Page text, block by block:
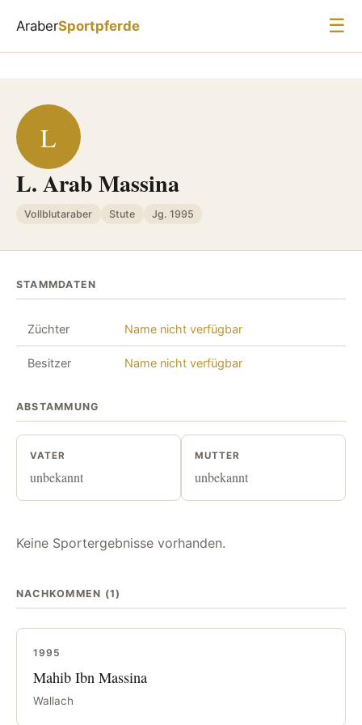
AraberSportpferde ☰
L
L. Arab Massina
Vollblutaraber Stute Jg. 1995
STAMMDATEN
Züchter Name nicht verfügbar
Besitzer Name nicht verfügbar
ABSTAMMUNG
VATER
unbekannt
MUTTER
unbekannt
Keine Sportergebnisse vorhanden.
NACHKOMMEN (1)
1995
Mahib Ibn Massina
Wallach